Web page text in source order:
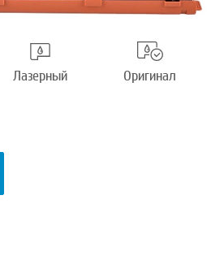
Лазерный Оригинал